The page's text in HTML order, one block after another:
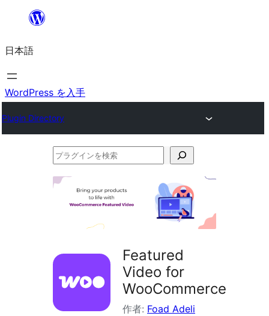
を
ス
キ
プ
日本語
WordPress を入手
Plugin Directory
プ
グ
検
索
Featured
Video for
WooCommerce
作者: Foad Adeli